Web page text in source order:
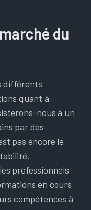
du
différents
quant à
nous à un
par des
pas encore le
professionnels
en cours
compétences à